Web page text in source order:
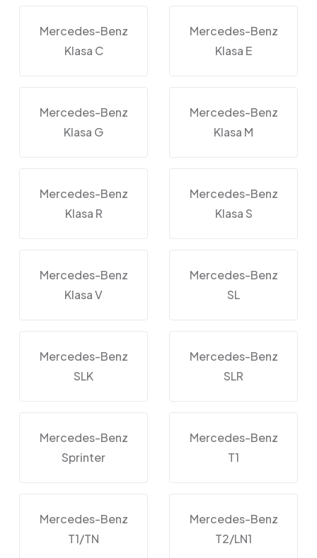
Mercedes-Benz
Klasa C
Mercedes-Benz
Klasa E
Mercedes-Benz
Klasa G
Mercedes-Benz
Klasa M
Mercedes-Benz
Klasa R
Mercedes-Benz
Klasa S
Mercedes-Benz
Klasa V
Mercedes-Benz
SL
Mercedes-Benz
SLK
Mercedes-Benz
SLR
Mercedes-Benz
Sprinter
Mercedes-Benz
T1
Mercedes-Benz
T1/TN
Mercedes-Benz
T2/LN1